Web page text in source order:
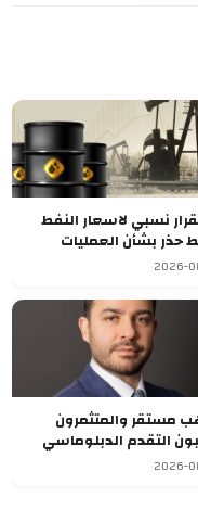
نسبي لاسعار النفط
وسط حذر بشأن العمليات
2026-
مستقر والمتثمرون
يراقبون التقدم الدبلوماسي
الاوسط
2026-